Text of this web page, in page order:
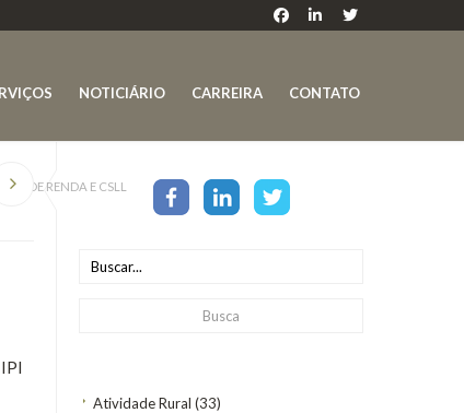
NOTICIÁRIO CARREIRA CONTATO
Atividade Rural (33)
DE RENDA E CSLL